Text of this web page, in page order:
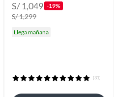
S/ 1,049 -19%
S/ 1,299
Llega mañana
(31)